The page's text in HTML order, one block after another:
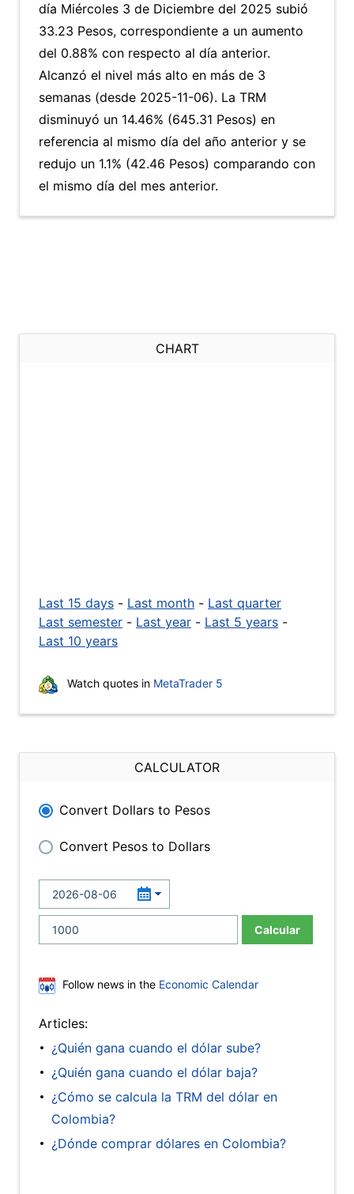
día Miércoles 3 de Diciembre del 2025 subió
33.23 Pesos, correspondiente a un aumento
del 0.88% con respecto al día anterior.
Alcanzó el nivel más alto en más de 3
semanas (desde 2025-11-06). La TRM
disminuyó un 14.46% (645.31 Pesos) en
referencia al mismo día del año anterior y se
redujo un 1.1% (42.46 Pesos) comparando con
el mismo día del mes anterior.
CHART
Last 15 days - Last month - Last quarter
Last semester - Last year - Last 5 years -
Last 10 years
Watch quotes in MetaTrader 5
CALCULATOR
Convert Dollars to Pesos
Convert Pesos to Dollars
Calcular
Follow news in the Economic Calendar
Articles:
¿Quién gana cuando el dólar sube?
¿Quién gana cuando el dólar baja?
¿Cómo se calcula la TRM del dólar en
Colombia?
¿Dónde comprar dólares en Colombia?